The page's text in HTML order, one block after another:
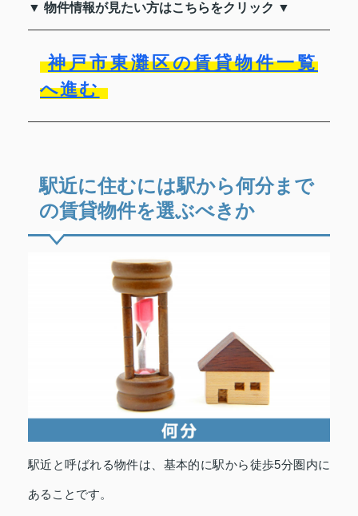
▼ 物件情報が見たい方はこちらをクリック ▼
神戸市東灘区の賃貸物件一覧
へ進む
駅近に住むには駅から何分まで
の賃貸物件を選ぶべきか
駅近と呼ばれる物件は、基本的に駅から徒歩5分圏内に
あることです。